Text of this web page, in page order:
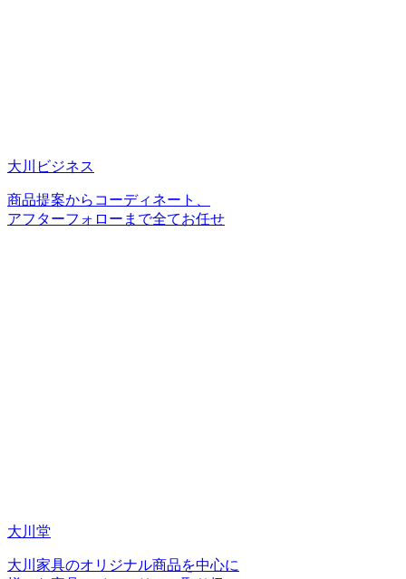
大川ビジネス
商品提案からコーディネート、
アフターフォローまで全てお任せ
大川堂
大川家具のオリジナル商品を中心に